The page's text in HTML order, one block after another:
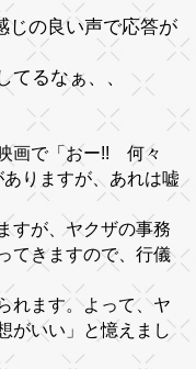
じの良い声で応答が
てるなぁ、、
画で「おー!! 何々
りますが、あれは嘘
すが、ヤクザの事務
てきますので、行儀
れます。よって、ヤ
がいい」と憶えまし